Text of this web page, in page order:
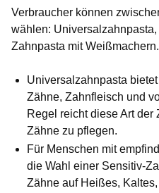
Verbraucher können
wählen:
Zahnpasta mit Weißmachern.
Universalzahnpasta
Zähne, Zahnfleisch und
Regel reicht diese Art der
Zähne zu pflegen.
Für Menschen mit
die Wahl einer Sensitiv-
Zähne auf Heißes,